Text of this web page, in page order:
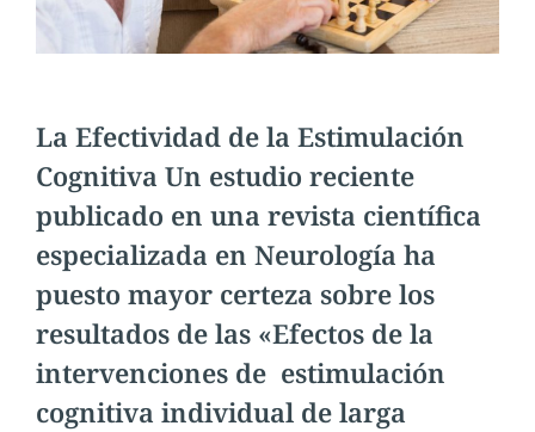
La Efectividad de la Estimulación
Cognitiva Un estudio reciente
publicado en una revista científica
especializada en Neurología ha
puesto mayor certeza sobre los
resultados de las «Efectos de la
intervenciones de estimulación
cognitiva individual de larga